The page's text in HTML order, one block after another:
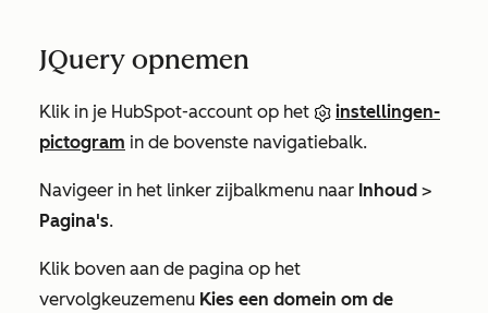
JQuery opnemen
Klik in je HubSpot-account op het
instellingen-
pictogram in de bovenste navigatiebalk.
Navigeer in het linker zijbalkmenu naar Inhoud >
Pagina's.
Klik boven aan de pagina op het
vervolgkeuzemenu Kies een domein om de